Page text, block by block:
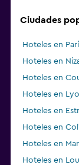
Ciudades
Hoteles en
Hoteles en
Hoteles en
Hoteles en
Hoteles en
Hoteles en
Hoteles en
Hoteles en